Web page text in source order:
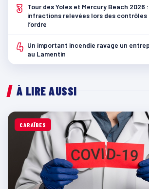
3
Tour des Yoles et Mercury Beach 2026
infractions relevées lors des contrôles
l’ordre
4 Un important incendie ravage un
au Lamentin
À LIRE AUSSI
CARAÏBES